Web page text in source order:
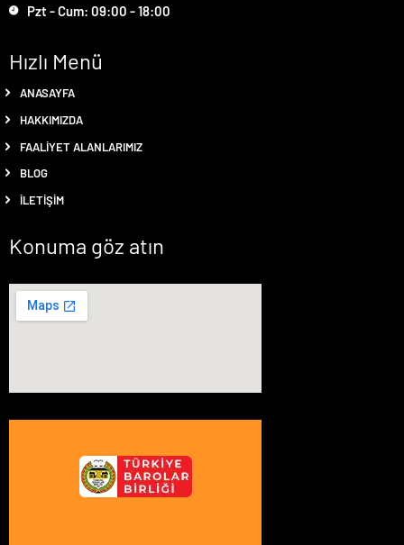
Pzt - Cum: 09:00 - 18:00
Hızlı Menü
ANASAYFA
HAKKIMIZDA
FAALIYET ALANLARIMIZ
BLOG
İLETIŞIM
Konuma göz atın